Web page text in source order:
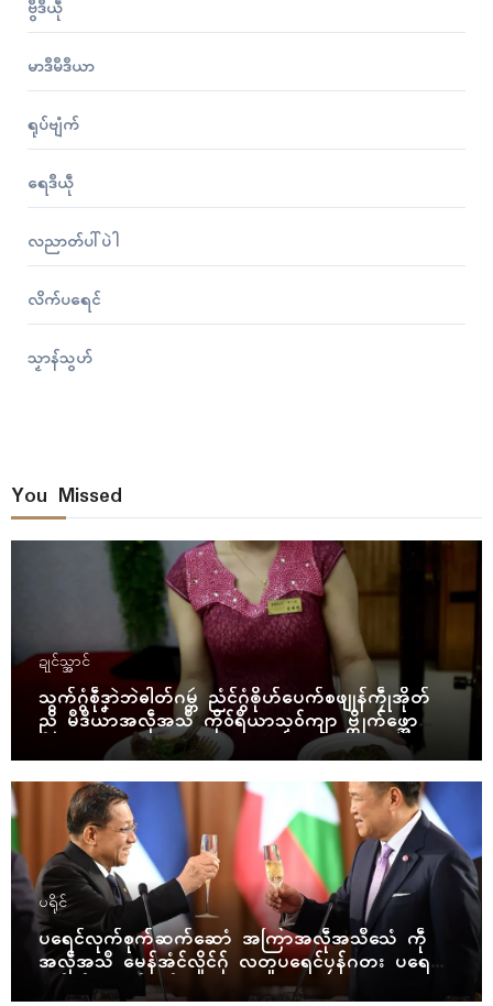
ဗွဳဒဳယဵု
မာဒဳမဳဒဳယာ
ရုပ်ဗျံက်
ရေဒဳယဵု
လညာတ်ပါ်ပဲါ
လိက်ပရေၚ်
သၟာန်သွဟ်
You Missed
ဍုၚ်သ္အာၚ်
သွက်ဂွံစဵုဒၞာဲဘဲဓါတ်ဂမ္တဴ ညံၚ်ဂွံၜိုဟ်ပေက်စဖျုန်ကၠဵုအိုတ်
ညိ မဳဒဳယာအလဵုအသဳ ကိုဝ်ရဳယာသၟဝ်ကျာ ဗ္တိုက်ဖ္အော
ပရိုၚ်
ပရေၚ်လုက်စုက်ဆက်ဆောံ အကြာအလဵုအသဳသေံ ကဵု
အလဵုအသဳ မေန်အံၚ်လှိုၚ်ဂှ် လတူပရေၚ်ပၠန်ဂတး ပရေၚ်ဇီု
ကပိုက် နွံကၠုၚ်မာန်ဟာ